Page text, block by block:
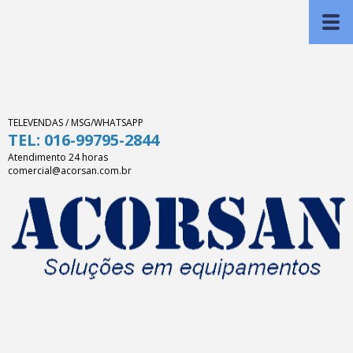
TELEVENDAS / MSG/WHATSAPP
TEL: 016-99795-2844
Atendimento 24 horas
comercial@acorsan.com.br